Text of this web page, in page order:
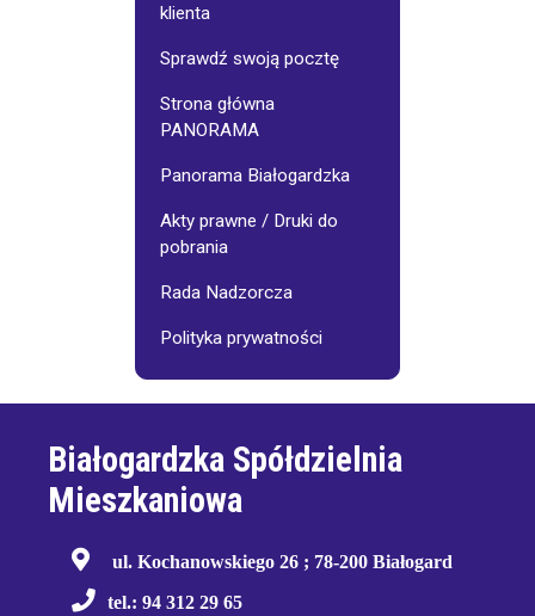
klienta
Sprawdź swoją pocztę
Strona główna
PANORAMA
Panorama Białogardzka
Akty prawne / Druki do
pobrania
Rada Nadzorcza
Polityka prywatności
Białogardzka Spółdzielnia
Mieszkaniowa
ul. Kochanowskiego 26 ; 78-200 Białogard
tel.: 94 312 29 65